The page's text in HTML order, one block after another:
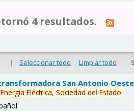
4 resultados.
| Seleccionar todo Limpiar todo |
San Antonio
Energía Eléctrica, Sociedad delEstado.